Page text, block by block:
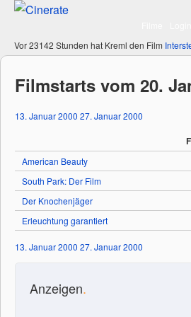
Vor 23142 Stunden hat Kreml den Film
Filmstarts vom 20.
13. Januar 2000 27. Januar 2000
American Beauty
South Park: Der Film
Der Knochenjäger
Erleuchtung garantiert
13. Januar 2000 27. Januar 2000
Anzeigen.